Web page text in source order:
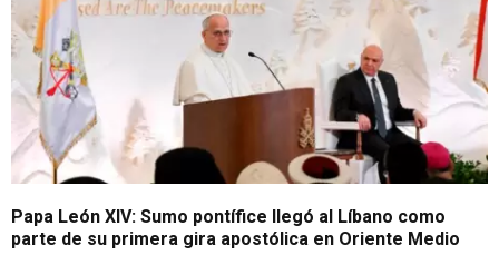
Papa León XIV: Sumo pontífice llegó al Líbano como
parte de su primera gira apostólica en Oriente Medio